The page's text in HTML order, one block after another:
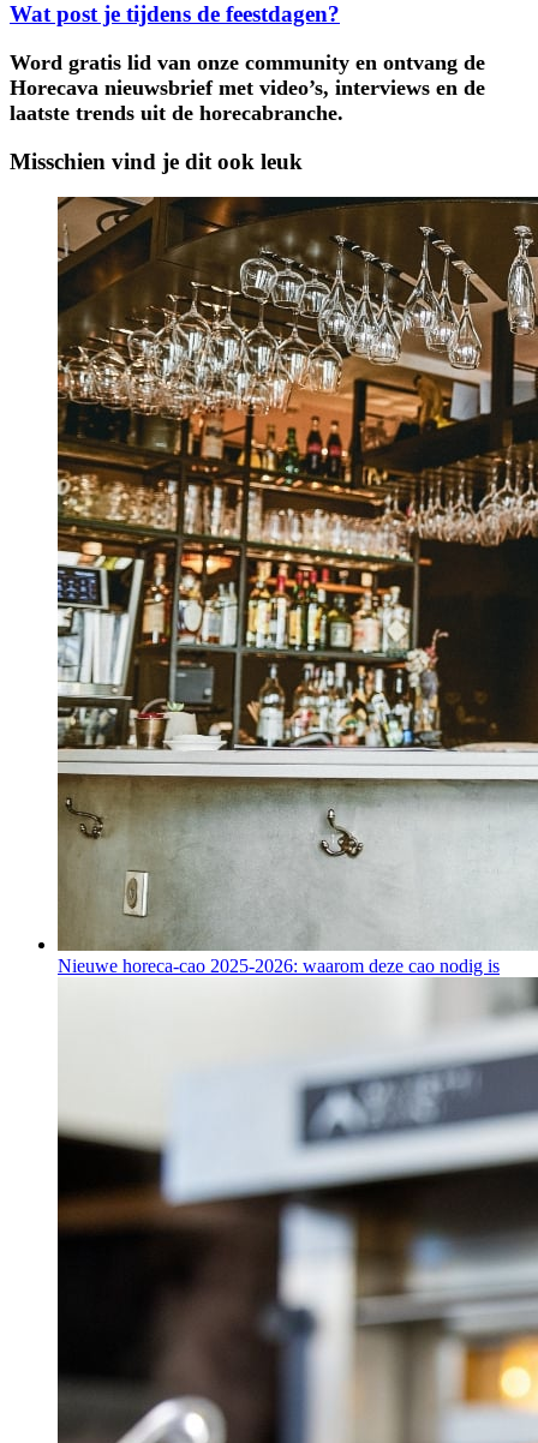
Wat post je tijdens de feestdagen?
Word gratis lid van onze community en ontvang de
Horecava nieuwsbrief met video’s, interviews en de
laatste trends uit de horecabranche.
Misschien vind je dit ook leuk
Nieuwe horeca-cao 2025-2026: waarom deze cao nodig is